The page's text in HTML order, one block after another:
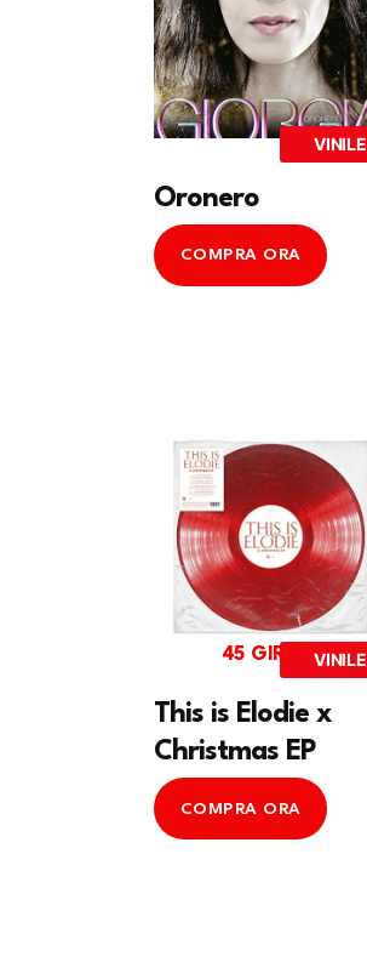
VINILE
Oronero
COMPRA ORA
45 GIRI VINILE
This is Elodie x
Christmas EP
COMPRA ORA